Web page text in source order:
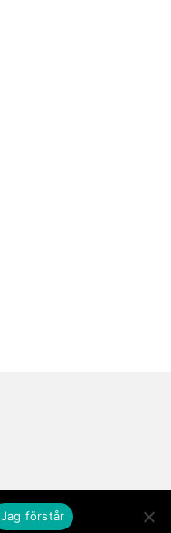
Jag förstår